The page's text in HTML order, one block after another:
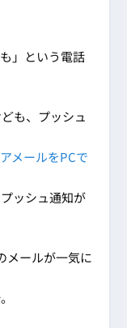
」という電話
も、プッシュ
メールをPCで
ッシュ通知が
メールが一気に